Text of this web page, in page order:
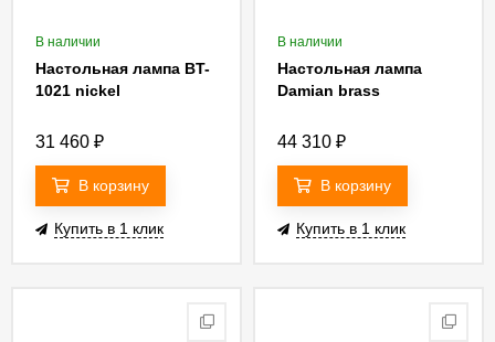
В наличии
Настольная лампа BT-
1021 nickel
31 460 ₽
В корзину
Купить в 1 клик
В наличии
Настольная лампа
Damian brass
44 310 ₽
В корзину
Купить в 1 клик